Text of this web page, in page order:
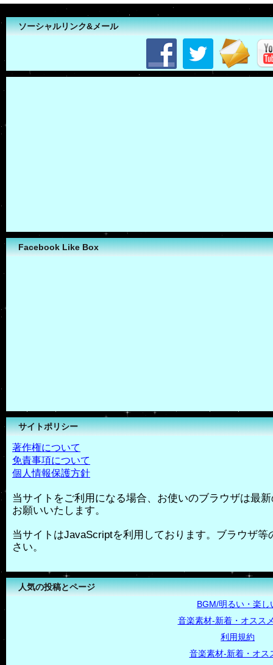
ソーシャルリンク&メール
Facebook Like Box
サイトポリシー
著作権について
免責事項について
個人情報保護方針
当サイトをご利用になる場合、お使いのブラウザは最
お願いいたします。
当サイトはJavaScriptを利用しております。ブラウザ
さい。
人気の投稿とページ
BGM/明るい・楽し
音楽素材-新着・オスス
利用規約
音楽素材-新着・オス